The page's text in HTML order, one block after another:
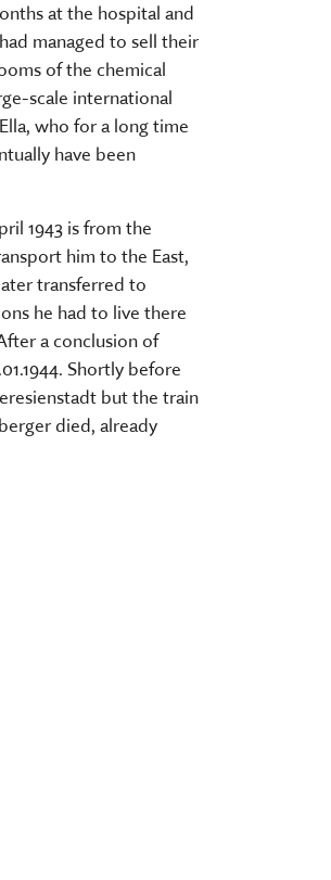
at the hospital and
managed to sell their
of the chemical
scale international
who for a long time
have been
1943 is from the
him to the East,
transferred to
he had to live there
a conclusion of
Shortly before
but the train
died, already